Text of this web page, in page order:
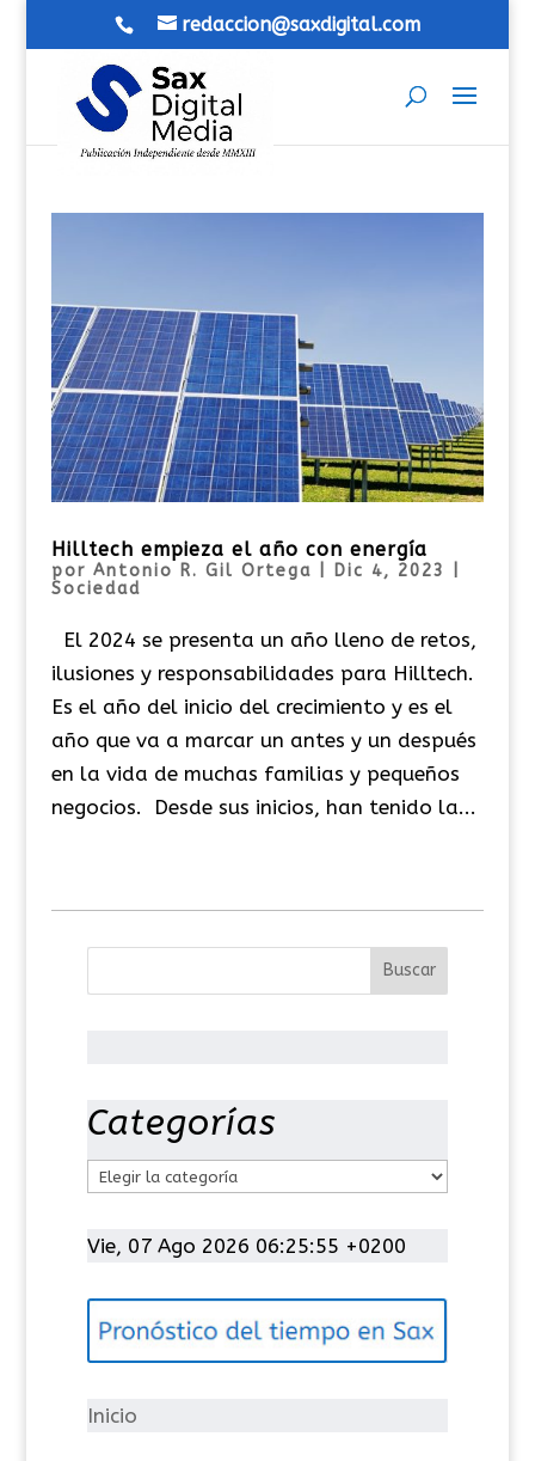
redaccion@saxdigital.com
Hilltech empieza el año con energía
por Antonio R. Gil Ortega Dic 4, 2023
Sociedad
El 2024 se presenta un año lleno de retos,
ilusiones y responsabilidades para Hilltech.
Es el año del inicio del crecimiento y es el
año que va a marcar un antes y un después
en la vida de muchas familias y pequeños
negocios. Desde sus inicios, han tenido la...
Categorías
t
g
í
Vie, 07 Ago 2026 06:25:55 +0200
Inicio